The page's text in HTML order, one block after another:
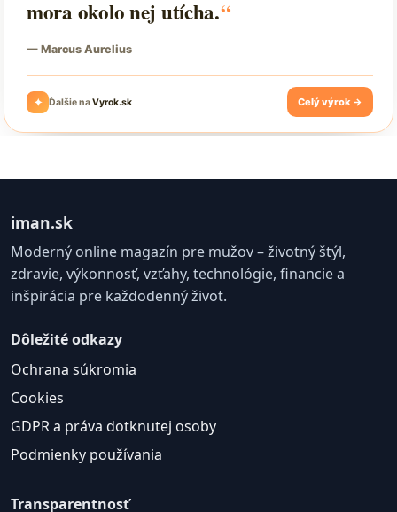
iman.sk
Moderný online magazín pre mužov – životný štýl,
zdravie, výkonnosť, vzťahy, technológie, financie a
inšpirácia pre každodenný život.
Dôležité odkazy
Ochrana súkromia
Cookies
GDPR a práva dotknutej osoby
Podmienky používania
Transparentnosť